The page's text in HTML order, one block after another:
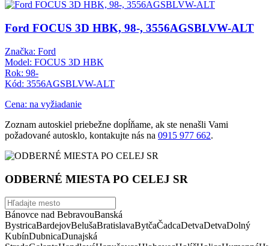
Ford FOCUS 3D HBK, 98-, 3556AGSBLVW-ALT
Značka: Ford
Model: FOCUS 3D HBK
Rok: 98-
Kód: 3556AGSBLVW-ALT
Cena: na vyžiadanie
Zoznam autoskiel priebežne dopĺňame, ak ste nenašli Vami
požadované autosklo, kontakujte nás na 0915 977 662.
ODBERNÉ MIESTA PO CELEJ SR
Bánovce nad BebravouBanská
BystricaBardejovBelušaBratislavaBytčaČadcaDetvaDetvaDolný
KubínDubnicaDunajská